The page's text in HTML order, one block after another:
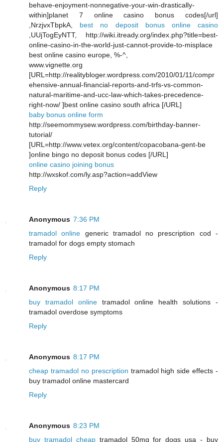
behave-enjoyment-nonnegative-your-win-drastically-
within]planet 7 online casino bonus codes[/url]
,NrzjvxTbpkA, best no deposit bonus online casino
,UUjTogEyNTT, http://wiki.itready.org/index.php?title=best-
online-casino-in-the-world-just-cannot-provide-to-misplace
best online casino europe, %-^,
www.vignette.org
[URL=http://realitybloger.wordpress.com/2010/01/11/compr
ehensive-annual-financial-reports-and-trfs-vs-common-
natural-maritime-and-ucc-law-which-takes-precedence-
right-now/ ]best online casino south africa [/URL]
baby bonus online form
http://seemommysew.wordpress.com/birthday-banner-
tutorial/
[URL=http://www.vetex.org/content/copacobana-gent-be
]online bingo no deposit bonus codes [/URL]
online casino joining bonus
http://wxskof.com/ly.asp?action=addView
Reply
Anonymous 7:36 PM
tramadol online generic tramadol no prescription cod -
tramadol for dogs empty stomach
Reply
Anonymous 8:17 PM
buy tramadol onlinetramadol online health solutions -
tramadol overdose symptoms
Reply
Anonymous 8:17 PM
cheap tramadol no prescription tramadol high side effects -
buy tramadol online mastercard
Reply
Anonymous 8:23 PM
buy tramadol cheaptramadol 50mg for dogs usa - buy